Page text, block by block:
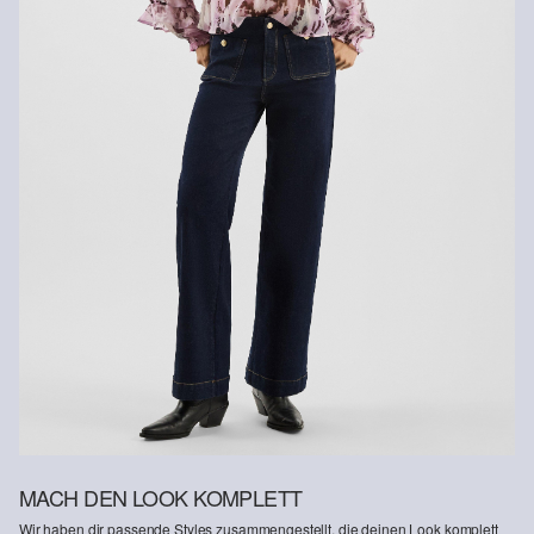
MACH DEN LOOK KOMPLETT
Wir haben dir passende Styles zusammengestellt, die deinen Look komplett